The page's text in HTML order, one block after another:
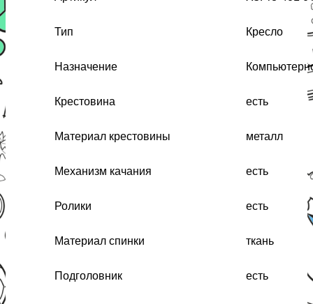
Тип Кресло
Назначение
Крестовина есть
Материал крестовины металл
Механизм качания есть
Ролики есть
Материал спинки ткань
Подголовник есть